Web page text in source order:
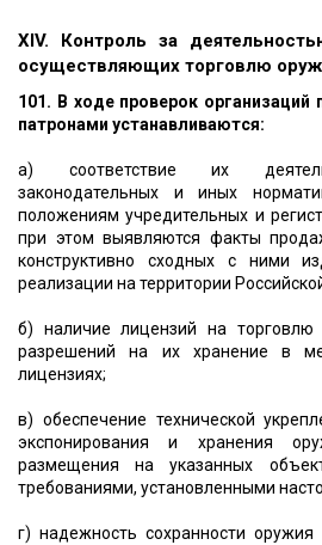
XIV. Контроль за
осуществляющих торговлю
101. В ходе проверок
патронами устанавливаются:
а) соответствие их
законодательных и иных
положениям учредительных и
при этом выявляются факты
конструктивно сходных с ними
реализации на территории
б) наличие лицензий на
разрешений на их хранение в
лицензиях;
в) обеспечение технической
экспонирования и хранения
размещения на указанных
требованиями, установленными
г) надежность сохранности